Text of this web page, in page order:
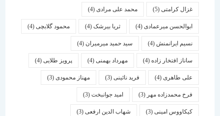
غزال کرامتی(5) محمد علی مرادی(4)
ابوالحسن میرعمادی(4) ثریا بیرشک(4) محمود گلابچی(4)
نسیم ایرانمنش(4) سید حمید میرمیران(4)
ساناز افتخار زاده(4) مهرداد بهمنی (4) پرویز طلایی(4)
علی طاهری(4) فرید نائینی(3) مهناز محمودی(3)
فرخ محمدزاده مهر(3) امید جوانبخت(3)
کیکاووس امینی(3) شهاب الدین ارفعی(3)